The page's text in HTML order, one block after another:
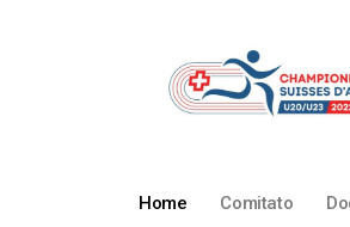
Home Comitato